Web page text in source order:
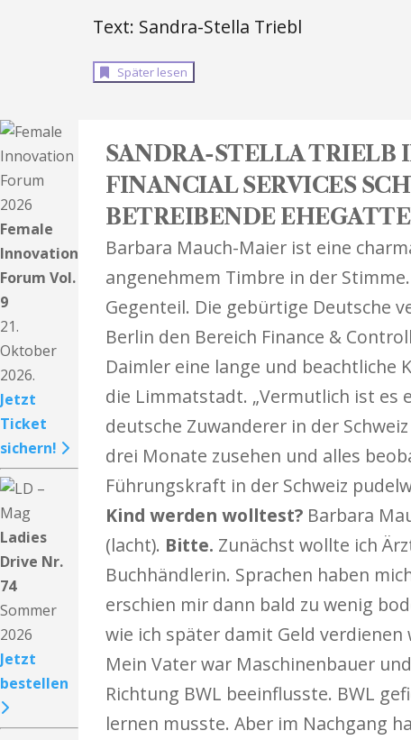
Text: Sandra-Stella Triebl
Später lesen
Female
Innovation
Forum Vol.
9
21.
Oktober
2026.
Jetzt
Ticket
sichern!
Ladies
Drive Nr.
74
Sommer
2026
Jetzt
bestellen
SANDRA-STELLA TRIELB
FINANCIAL SERVICES
BETREIBENDE
Barbara Mauch-Maier ist eine
angenehmem Timbre in der
Gegenteil. Die gebürtige Deutsche
Berlin den Bereich Finance &
Daimler eine lange und beachtliche
die Limmatstadt. „Vermutlich ist es
deutsche Zuwanderer in der
drei Monate zusehen und alles
Führungskraft in der Schweiz
Kind werden wolltest? Barbara
(lacht). Bitte. Zunächst wollte ich
Buchhändlerin. Sprachen haben
erschien mir dann bald zu wenig
wie ich später damit Geld verdienen
Mein Vater war Maschinenbauer
Richtung BWL beeinflusste. BWL
lernen musste. Aber im Nachgang